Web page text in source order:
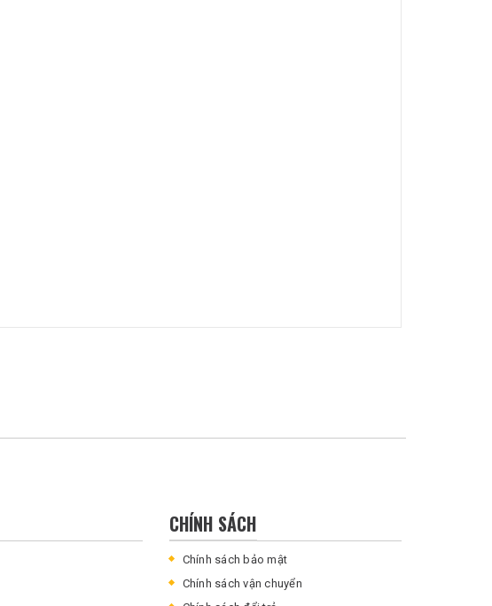
CHÍNH SÁCH
Chính sách bảo mật
Chính sách vận chuyển